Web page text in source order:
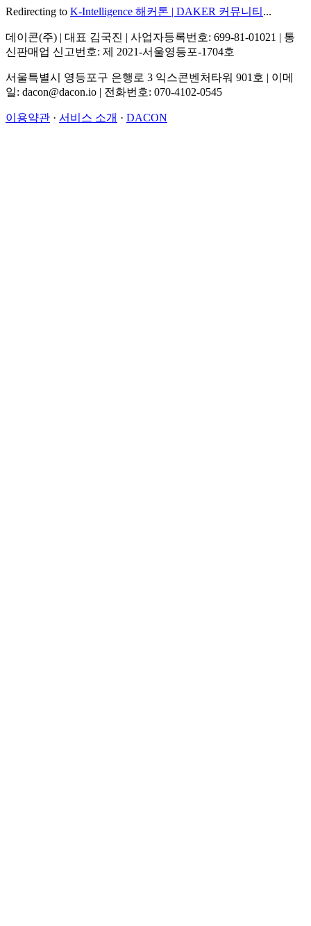
Redirecting to K-Intelligence 해커톤 | DAKER 커뮤니티 ...
데이콘(주) | 대표 김국진 | 사업자등록번호: 699-81-01021 | 통
신판매업 신고번호: 제 2021-서울영등포-1704호
서울특별시 영등포구 은행로 3 익스콘벤처타워 901호 | 이메
일: dacon@dacon.io | 전화번호: 070-4102-0545
이용약관 · 서비스 소개 · DACON